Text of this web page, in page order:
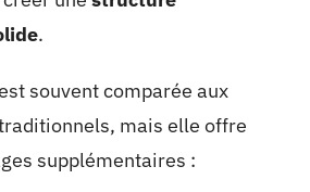
.
souvent comparée aux
mais elle offre
supplémentaires :